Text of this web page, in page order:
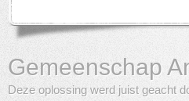
Gemeenschap
Deze oplossing werd juist geacht